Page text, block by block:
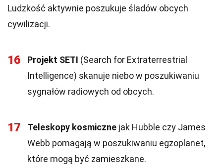
Ludzkość aktywnie poszukuje śladów obcych
cywilizacji.
16 Projekt SETI (Search for Extraterrestrial
Intelligence) skanuje niebo w poszukiwaniu
sygnałów radiowych od obcych.
17 Teleskopy kosmiczne jak Hubble czy James
Webb pomagają w poszukiwaniu egzoplanet,
które mogą być zamieszkane.